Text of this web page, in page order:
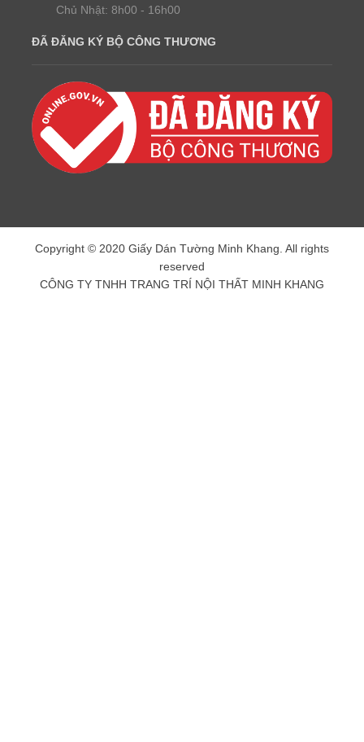
Chủ Nhật: 8h00 - 16h00
ĐÃ ĐĂNG KÝ BỘ CÔNG THƯƠNG
Copyright © 2020 Giấy Dán Tường Minh Khang. All rights
reserved
CÔNG TY TNHH TRANG TRÍ NỘI THẤT MINH KHANG